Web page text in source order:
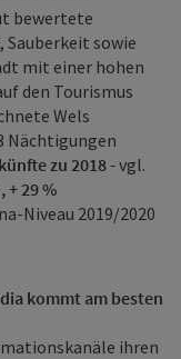
bewertete
sowie
mit einer hohen
den Tourismus
Wels
Nächtigungen
zu 2018 -vgl.
, + 29 %
Niveau 2019/2020
kommt am besten
ihren